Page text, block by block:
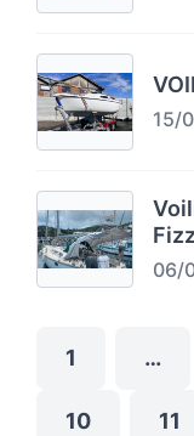
15/
06/
1 …
10 11